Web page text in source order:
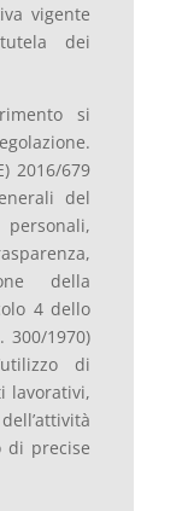
vigente
dei
si
2016/679
del
della
4 dello
300/1970)
di
lavorativi,
di precise